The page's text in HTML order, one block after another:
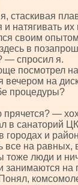
и натягивать
своим
в
— спросил я.
посмотрел
на
процедуры?
—
в санаторий
и
все на
тоже люди и
занимаются на